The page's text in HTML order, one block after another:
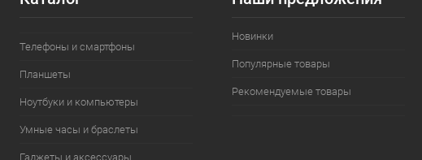
Телефоны и смартфоны
Планшеты
Ноутбуки и компьютеры
Умные часы и браслеты
Гаджеты и аксессуары
Новинки
Популярные товары
Рекомендуемые товары